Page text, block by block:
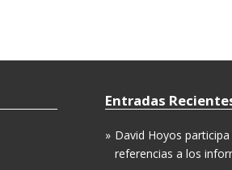
Entradas
David Hoyos
referencias a los